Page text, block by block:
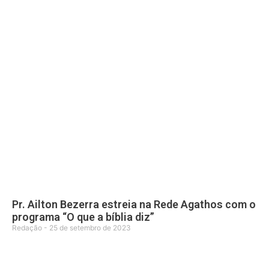
Pr. Ailton Bezerra estreia na Rede Agathos com o
programa “O que a bíblia diz”
Redação 25 de setembro de 2023